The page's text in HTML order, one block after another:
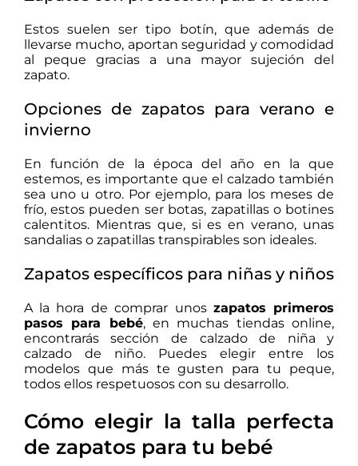
Estos suelen ser tipo botín, que además de
llevarse mucho, aportan seguridad y comodidad
al peque gracias a una mayor sujeción del
zapato.
Opciones de zapatos para verano e
invierno
En función de la época del año en la que
estemos, es importante que el calzado también
sea uno u otro. Por ejemplo, para los meses de
frío, estos pueden ser botas, zapatillas o botines
calentitos. Mientras que, si es en verano, unas
sandalias o zapatillas transpirables son ideales.
Zapatos específicos para niñas y niños
A la hora de comprar unoszapatos primeros
pasos para bebé, en muchas tiendas online,
encontrarás sección de calzado de niña y
calzado de niño. Puedes elegir entre los
modelos que más te gusten para tu peque,
todos ellos respetuosos con su desarrollo.
Cómo elegir la talla perfecta
de zapatos para tu bebé